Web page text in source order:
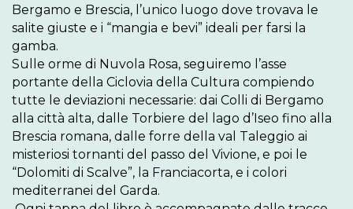
Bergamo e Brescia, l’unico luogo dove trovava le
salite giuste e i “mangia e bevi” ideali per farsi la
gamba.
Sulle orme di Nuvola Rosa, seguiremo l’asse
portante della Ciclovia della Cultura compiendo
tutte le deviazioni necessarie: dai Colli di Bergamo
alla città alta, dalle Torbiere del lago d’Iseo fino alla
Brescia romana, dalle forre della val Taleggio ai
misteriosi tornanti del passo del Vivione, e poi le
“Dolomiti di Scalve”, la Franciacorta, e i colori
mediterranei del Garda.